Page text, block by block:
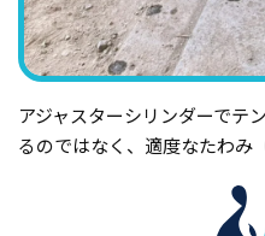
アジャスターシリンダーでテ
るのではなく、適度なたわみ